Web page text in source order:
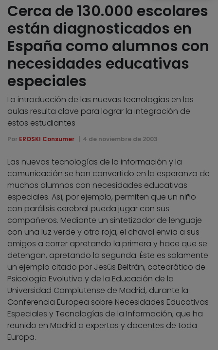
Cerca de 130.000 escolares
están diagnosticados en
España como alumnos con
necesidades educativas
especiales
La introducción de las nuevas tecnologías en las
aulas resulta clave para lograr la integración de
estos estudiantes
Por EROSKI Consumer 4 de noviembre de 2003
Las nuevas tecnologías de la información y la
comunicación se han convertido en la esperanza de
muchos alumnos con necesidades educativas
especiales. Así, por ejemplo, permiten que un niño
con parálisis cerebral pueda jugar con sus
compañeros. Mediante un sintetizador de lenguaje
con una luz verde y otra roja, el chaval envía a sus
amigos a correr apretando la primera y hace que se
detengan, apretando la segunda. Éste es solamente
un ejemplo citado por Jesús Beltrán, catedrático de
Psicología Evolutiva y de la Educación de la
Universidad Complutense de Madrid, durante la
Conferencia Europea sobre Necesidades Educativas
Especiales y Tecnologías de la Información, que ha
reunido en Madrid a expertos y docentes de toda
Europa.